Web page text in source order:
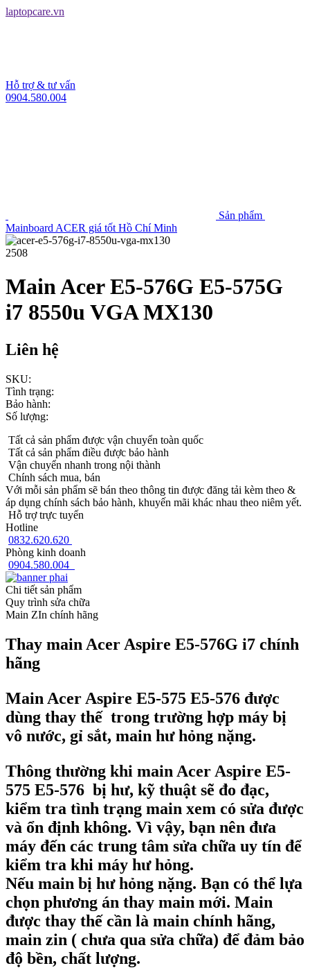
laptopcare.vn
Hỗ trợ & tư vấn
0904.580.004
Sản phẩm
Mainboard ACER giá tốt Hồ Chí Minh
2508
Main Acer E5-576G E5-575G
i7 8550u VGA MX130
Liên hệ
SKU:
Tình trạng:
Bảo hành:
Số lượng:
Tất cả sản phẩm được vận chuyển toàn quốc
Tất cả sản phẩm điều được bảo hành
Vận chuyển nhanh trong nội thành
Chính sách mua, bán
Với mỗi sản phẩm sẽ bán theo thông tin được đăng tải kèm theo &
áp dụng chính sách bảo hành, khuyến mãi khác nhau theo niêm yết.
Hỗ trợ trực tuyến
Hotline
0832.620.620
Phòng kinh doanh
0904.580.004
Chi tiết sản phẩm
Quy trình sửa chữa
Main ZIn chính hãng
Thay main Acer Aspire E5-576G i7 chính
hãng
Main Acer Aspire E5-575 E5-576 được
dùng thay thế trong trường hợp máy bị
vô nước, gỉ sắt, main hư hỏng nặng.
Thông thường khi main Acer Aspire E5-
575 E5-576 bị hư, kỹ thuật sẽ đo đạc,
kiểm tra tình trạng main xem có sửa được
và ổn định không. Vì vậy, bạn nên đưa
máy đến các trung tâm sửa chữa uy tín để
kiểm tra khi máy hư hỏng.
Nếu main bị hư hỏng nặng. Bạn có thể lựa
chọn phương án thay main mới. Main
được thay thế cần là main chính hãng,
main zin ( chưa qua sửa chữa) để đảm bảo
độ bền, chất lượng.